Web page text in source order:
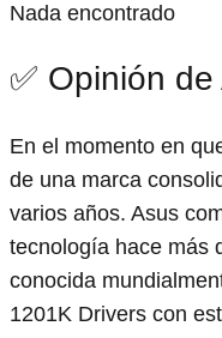
Nada encontrado
✅ Opinión de
En el momento en
de una marca
varios años. Asus
tecnología hace más
conocida
1201K Drivers con